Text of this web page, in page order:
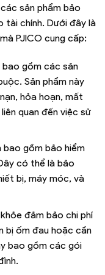
sản phẩm bảo
tài chính. Dưới đây là
PJICO cung cấp:
bao gồm các sản
Sản phẩm này
hỏa hoạn, mất
quan đến việc sử
bao gồm bảo hiểm
có thể là bảo
bị, máy móc, và
đảm bảo chi phí
bị ốm đau hoặc cần
bao gồm các gói